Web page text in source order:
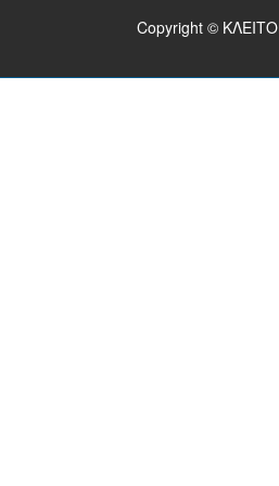
Copyright ©